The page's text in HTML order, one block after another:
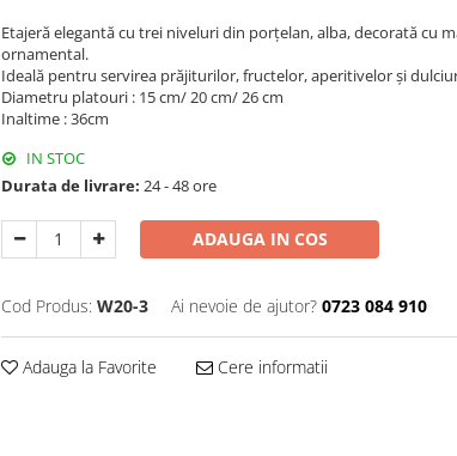
Etajeră elegantă cu trei niveluri din porțelan, alba, decorată cu
ornamental.
Ideală pentru servirea prăjiturilor, fructelor, aperitivelor și
Diametru platouri : 15 cm/ 20 cm/ 26 cm
Inaltime : 36cm
IN STOC
Durata de livrare: 24 - 48 ore
ADAUGA IN COS
Cod Produs: W20-3 Ai nevoie de ajutor? 0723 084 910
Adauga la Favorite Cere informatii